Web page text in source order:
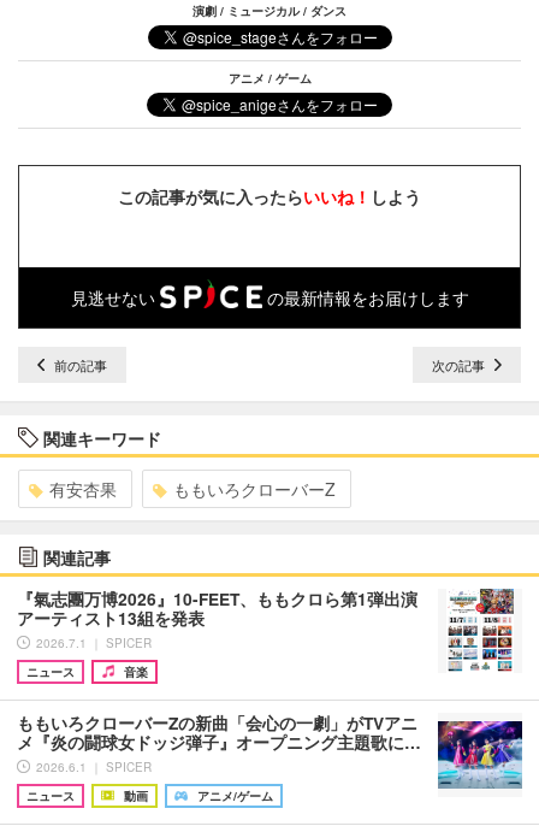
演劇 / ミュージカル / ダンス
アニメ / ゲーム
この記事が気に入ったらいいね！ しよう
見逃せない の最新情報をお届けします
前の記事 次の記事
関連キーワード
有安杏果 ももいろクローバーZ
関連記事
『氣志團万博2026』10-FEET、ももクロら第1弾出演
アーティスト13組を発表
2026.7.1 ｜ SPICER
ニュース
音楽
ももいろクローバーZの新曲「会心の一劇」がTVアニ
メ『炎の闘球女ドッジ弾子』オープニング主題歌に…
2026.6.1 ｜ SPICER
ニュース
動画 アニメ/ゲーム